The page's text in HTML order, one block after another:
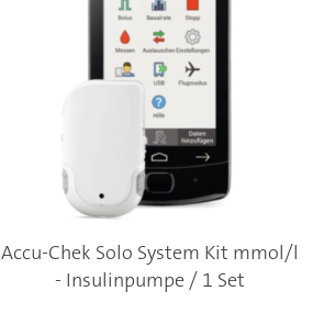
Accu-Chek Solo System Kit mmol/l
- Insulinpumpe / 1 Set